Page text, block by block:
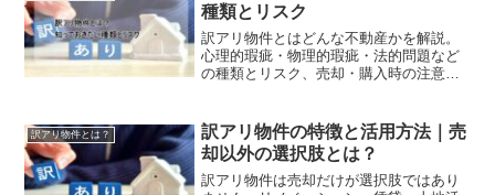
種類とリスク
訳アリ物件とはどんな不動産かを解説。
心理的瑕疵・物理的瑕疵・法的問題など
の種類とリスク、売却・購入時の注意点
訳アリ物件とは？
訳アリ物件の特徴と活用方法｜売
却以外の選択肢とは？
訳アリ物件は売却だけが選択肢ではあり